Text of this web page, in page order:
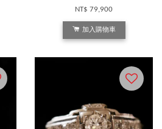
NT$ 79,900
加入購物車